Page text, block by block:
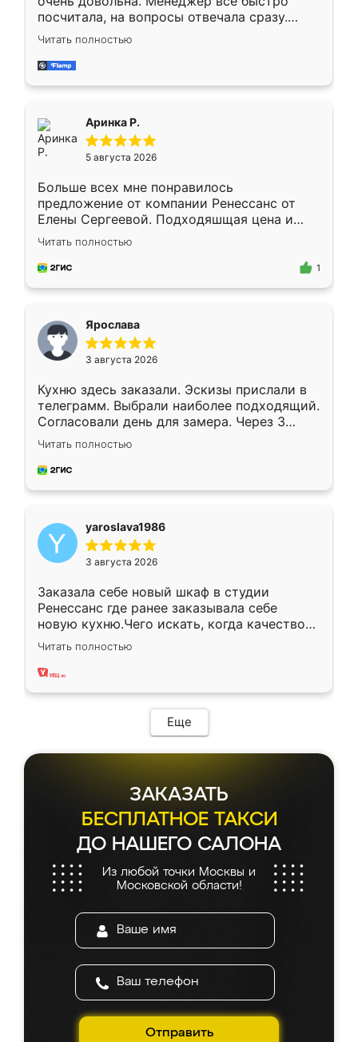
посчитала, на вопросы отвечала сразу.
Замерщик приехал в субботу, подошёл к
делу со всей ответственностью. Собрали
за день, ребята работали аккуратно, даже
Читать полностью
Аринка Р.
5 августа 2026
Больше всех мне понравилось
предложение от компании Ренессанс от
Елены Сергеевой. Подходяшщая цена и
короткие сроки изготовления. Приехавший
для замера сотрудник Владислав
предложил по моему эскизу самый
Читать полностью
1
Ярослава
3 августа 2026
Кухню здесь заказали. Эскизы прислали в
телеграмм. Выбрали наиболее подходящий.
Согласовали день для замера. Через 3
недели кухня была уже готова. Остались
довольны работой. Спасибо Ренессанс
мебель за качественную работу!
Читать полностью
yaroslava1986
3 августа 2026
Заказала себе новый шкаф в студии
Ренессанс где ранее заказывала себе
новую кухню.Чего искать, когда качеством
вполне довольна. Служит кухня уже почти
два года, нареканий нет.
Читать полностью
Еще
ЗАКАЗАТЬ
БЕСПЛАТНОЕ ТАКСИ
ДО НАШЕГО САЛОНА
Из любой точки Москвы и
Московской области!
Отправить